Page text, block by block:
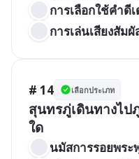
การเลือกใช้คำดี
การเล่นเสียงสัม
# 14 เลือกประเภท
สุนทรภู่เดินทางไป
ใด
นมัสการรอยพร